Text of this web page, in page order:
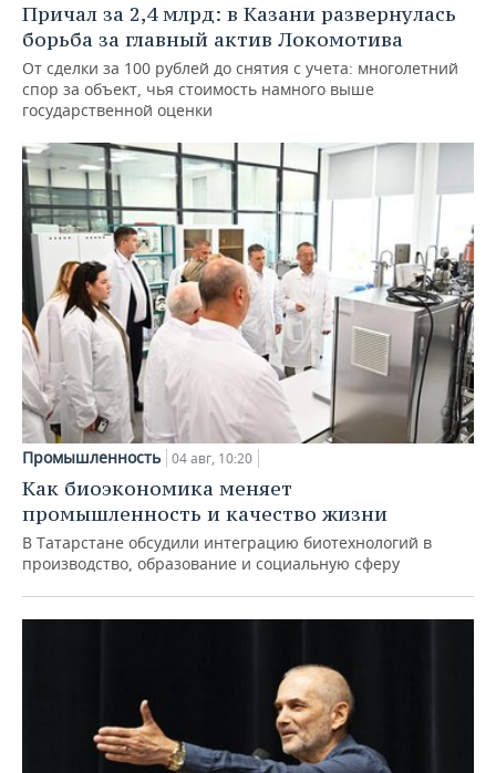
Причал за 2,4 млрд: в Казани развернулась
борьба за главный актив Локомотива
От сделки за 100 рублей до снятия с учета: многолетний
спор за объект, чья стоимость намного выше
государственной оценки
Промышленность 04 авг, 10:20
Как биоэкономика меняет
промышленность и качество жизни
В Татарстане обсудили интеграцию биотехнологий в
производство, образование и социальную сферу